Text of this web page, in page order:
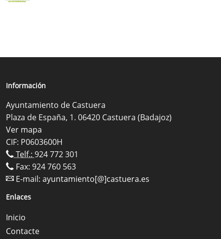
Información
Ayuntamiento de Castuera
Plaza de España, 1. 06420 Castuera (Badajoz)
Ver mapa
CIF: P0603600H
Telf.: 924 772 301
Fax: 924 760 563
E-mail: ayuntamiento[@]castuera.es
Enlaces
Inicio
Contacte